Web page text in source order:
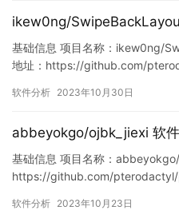
ikew0ng/
基础信息 项目名称：ikew0ng/
地址：https://github.com/
85280/1718790399899516928
软件分析 2023年10月30日
abbeyokgo/ojbk_jiexi 软
基础信息 项目名称：
https://github.com/pterodactyl/
77824/1715493260478775296
软件分析 2023年10月23日